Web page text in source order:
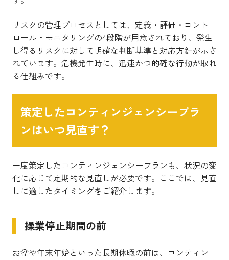
リスクの管理プロセスとしては、定義・評価・コント
ロール・モニタリングの4段階が用意されており、発生
し得るリスクに対して明確な判断基準と対応方針が示さ
れています。危機発生時に、迅速かつ的確な行動が取れ
る仕組みです。
策定したコンティンジェンシープラ
ンはいつ見直す？
一度策定したコンティンジェンシープランも、状況の変
化に応じて定期的な見直しが必要です。ここでは、見直
しに適したタイミングをご紹介します。
操業停止期間の前
お盆や年末年始といった長期休暇の前は、コンティン